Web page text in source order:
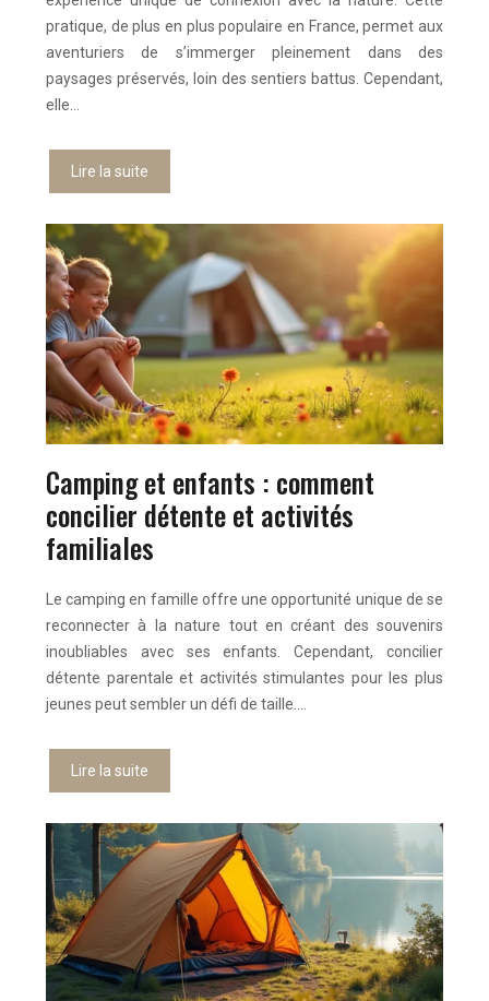
pratique, de plus en plus populaire en France, permet aux
aventuriers de s’immerger pleinement dans des
paysages préservés, loin des sentiers battus. Cependant,
elle…
Lire la suite
Camping et enfants : comment
concilier détente et activités
familiales
Le camping en famille offre une opportunité unique de se
reconnecter à la nature tout en créant des souvenirs
inoubliables avec ses enfants. Cependant, concilier
détente parentale et activités stimulantes pour les plus
jeunes peut sembler un défi de taille….
Lire la suite